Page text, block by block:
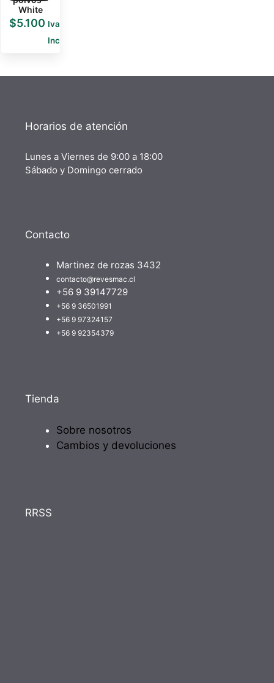
White
$5.100 Iva
Inc
Horarios de atención
Lunes a Viernes de 9:00 a 18:00
Sábado y Domingo cerrado
Contacto
Martinez de rozas 3432
contacto@revesmac.cl
+56 9 39147729
+56 9 36501991
+56 9 97324157
+56 9 92354379
Tienda
Sobre nosotros
Cambios y devoluciones
RRSS